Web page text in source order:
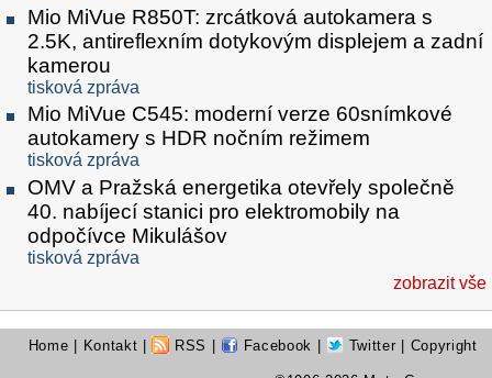
Mio MiVue R850T: zrcátková autokamera s
2.5K, antireflexním dotykovým displejem a zadní
kamerou
tisková zpráva
Mio MiVue C545: moderní verze 60snímkové
autokamery s HDR nočním režimem
tisková zpráva
OMV a Pražská energetika otevřely společně
40. nabíjecí stanici pro elektromobily na
odpočívce Mikulášov
tisková zpráva
zobrazit vše
Home Kontakt RSS Facebook Twitter | Copyright